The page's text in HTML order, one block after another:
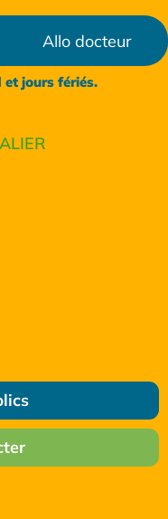
Allo docteur
jours fériés.